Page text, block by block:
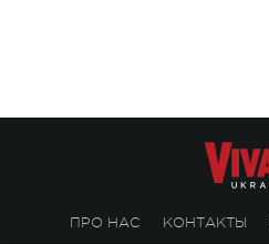
ПРО НАС КОНТАКТЫ